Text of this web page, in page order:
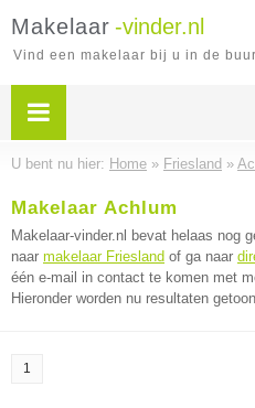
Makelaar -vinder.nl
Vind een makelaar bij u in de
U bent nu hier: Home » Friesland »
Makelaar Achlum
Makelaar-vinder.nl bevat helaas nog
naar makelaar Friesland of ga naar
één e-mail in contact te komen met
Hieronder worden nu resultaten
1